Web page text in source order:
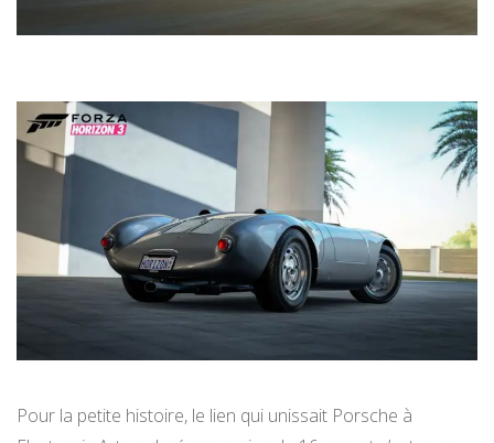
Pour la petite histoire, le lien qui unissait Porsche à